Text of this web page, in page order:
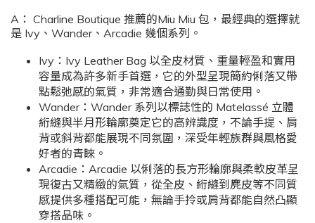
A： Charline Boutique 推薦的Miu Miu 包，最經典的選擇就
是 Ivy、Wander、Arcadie 幾個系列。
Ivy：Ivy Leather Bag 以全皮材質、重量輕盈和實用
容量成為許多新手首選，它的外型呈現簡約俐落又帶
點鬆弛感的氣質，非常適合通勤與日常使用。
Wander：Wander 系列以標誌性的 Matelassé 立體
絎縫與半月形輪廓奠定它的高辨識度，不論手提、肩
背或斜背都能展現不同氛圍，深受年輕族群與風格愛
好者的青睞。
Arcadie：Arcadie 以俐落的長方形輪廓與柔軟皮革呈
現復古又精緻的氣質，從全皮、絎縫到麂皮等不同質
感提供多種搭配可能，無論手拎或肩背都能自然凸顯
穿搭品味。